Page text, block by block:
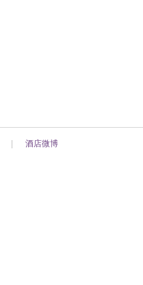
酒店微博